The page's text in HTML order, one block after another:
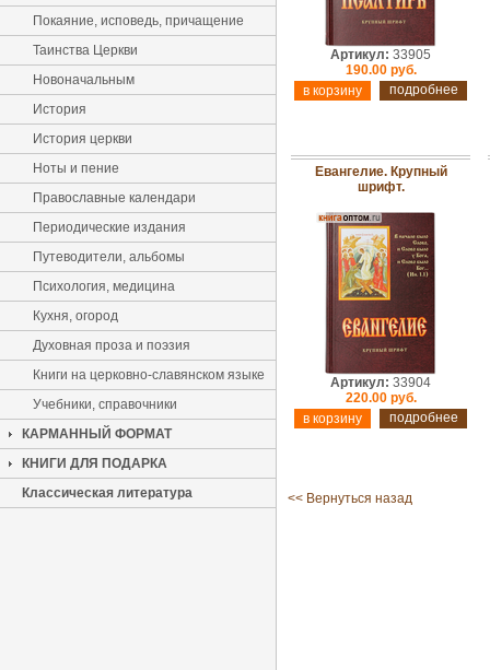
Покаяние, исповедь, причащение
Таинства Церкви
Новоначальным
История
История церкви
Ноты и пение
Православные календари
Периодические издания
Путеводители, альбомы
Психология, медицина
Кухня, огород
Духовная проза и поэзия
Книги на церковно-славянском языке
Учебники, справочники
КАРМАННЫЙ ФОРМАТ
КНИГИ ДЛЯ ПОДАРКА
Классическая литература
Артикул: 33905
190.00 руб.
подробнее
Евангелие. Крупный
шрифт.
Артикул: 33904
220.00 руб.
подробнее
<< Вернуться назад